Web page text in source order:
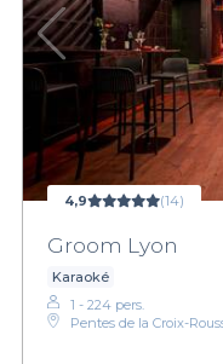
4,9 (14)
Groom Lyon
Karaoké
1 - 224 pers.
Pentes de la Croix-